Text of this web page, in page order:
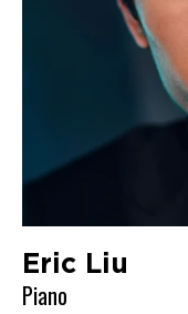
Eric Liu
Piano